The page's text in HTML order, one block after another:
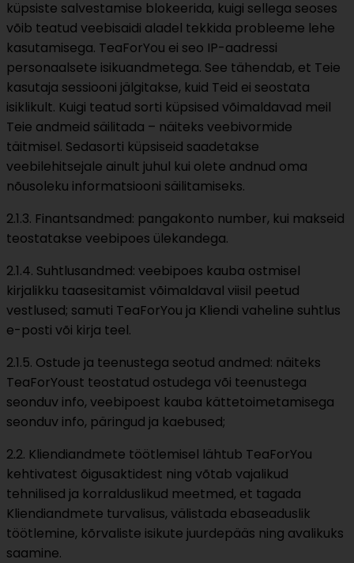
küpsiste salvestamise blokeerida, kuigi sellega seoses
võib teatud veebisaidi aladel tekkida probleeme lehe
kasutamisega. TeaForYou ei seo IP-aadressi
personaalsete isikuandmetega. See tähendab, et Teie
kasutaja sessiooni jälgitakse, kuid Teid ei seostata
isiklikult. Kuigi teatud sorti küpsised võimaldavad meil
Teie andmeid säilitada – näiteks veebivormide
täitmisel. Sedasorti küpsiseid saadetakse
veebilehitsejale ainult juhul kui olete andnud oma
nõusoleku informatsiooni säilitamiseks.
2.1.3. Finantsandmed: pangakonto number, kui makseid
teostatakse veebipoes ülekandega.
2.1.4. Suhtlusandmed: veebipoes kauba ostmisel
kirjalikku taasesitamist võimaldaval viisil peetud
vestlused; samuti TeaForYou ja Kliendi vaheline suhtlus
e-posti või kirja teel.
2.1.5. Ostude ja teenustega seotud andmed: näiteks
TeaForYoust teostatud ostudega või teenustega
seonduv info, veebipoest kauba kättetoimetamisega
seonduv info, päringud ja kaebused;
2.2. Kliendiandmete töötlemisel lähtub TeaForYou
kehtivatest õigusaktidest ning võtab vajalikud
tehnilised ja korralduslikud meetmed, et tagada
Kliendiandmete turvalisus, välistada ebaseaduslik
töötlemine, kõrvaliste isikute juurdepääs ning avalikuks
saamine.